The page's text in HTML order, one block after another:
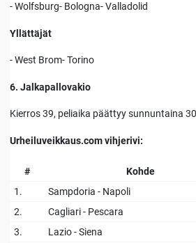
- Wolfsburg- Bologna- Valladolid
Yllättäjät
- West Brom- Torino
6. Jalkapallovakio
Kierros 39, peliaika päättyy sunnuntaina
Urheiluveikkaus.com vihjerivi:
# Kohde
1.
Sampdoria - Napoli
2.
Cagliari - Pescara
3.
Lazio - Siena